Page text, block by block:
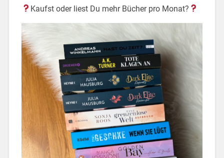
Kaufst oder liest Du mehr Bücher pro Monat?